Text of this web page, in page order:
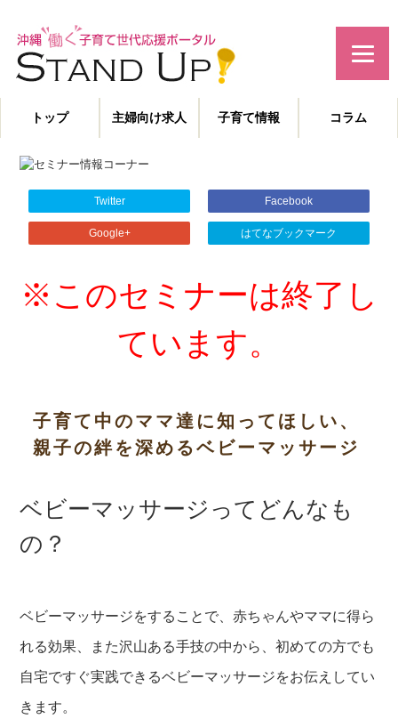
主婦特化型の求人情報と、子育てや教育に役立つコラムを発信。
沖縄の子育て世代、働くママを応援します！
トップ 主婦向け求人 子育て情報 コラム
Twitter Facebook
Google+ はてなブックマーク
※このセミナーは終了し
ています。
子育て中のママ達に知ってほしい、
親子の絆を深めるベビーマッサージ
ベビーマッサージってどんなも
の？
ベビーマッサージをすることで、赤ちゃんやママに得ら
れる効果、また沢山ある手技の中から、初めての方でも
自宅ですぐ実践できるベビーマッサージをお伝えしてい
きます。